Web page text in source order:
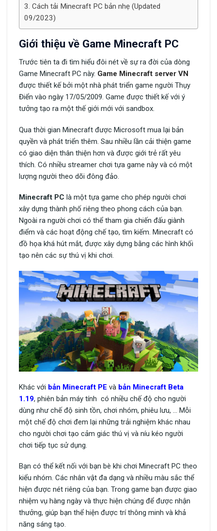
Cách tải Minecraft PC bản nhẹ (Updated
09/2023)
Giới thiệu về Game Minecraft PC
Trước tiên ta đi tìm hiểu đôi nét về sự ra đời của dòng
Game Minecraft PC này. Game Minecraft server VN
được thiết kế bởi một nhà phát triển game người Thụy
Điển vào ngày 17/05/2009. Game được thiết kế với ý
tưởng tạo ra một thế giới mới với sandbox.
Qua thời gian Minecraft được Microsoft mua lại bản
quyền và phát triển thêm. Sau nhiều lần cải thiện game
có giao diện thân thiện hơn và được giới trẻ rất yêu
thích. Có nhiều streamer chơi tựa game này và có một
lượng người theo dõi đông đảo.
Minecraft PC là một tựa game cho phép người chơi
xây dựng thành phố riêng theo phong cách của bạn.
Ngoài ra người chơi có thể tham gia chiến đấu giành
điểm và các hoạt động chế tạo, tìm kiếm. Minecraft có
đồ họa khá hút mắt, được xây dựng bằng các hình khối
tạo nên các sự thú vị khi chơi.
Khác với bản Minecraft PE và bản Minecraft Beta
1.19, phiên bản máy tính có nhiều chế độ cho người
dùng như chế độ sinh tồn, chơi nhóm, phiêu lưu, … Mỗi
một chế độ chơi đem lại những trải nghiệm khác nhau
cho người chơi tạo cảm giác thú vị và níu kéo người
chơi tiếp tục sử dụng.
Bạn có thể kết nối với bạn bè khi chơi Minecraft PC theo
kiểu nhóm. Các nhân vật đa dạng và nhiều màu sắc thể
hiện được nét riêng của bạn. Trong game bạn được giao
nhiệm vụ hàng ngày và thực hiện chúng để được nhận
thưởng, giúp bạn thể hiện được trí thông minh và khả
năng sáng tạo.